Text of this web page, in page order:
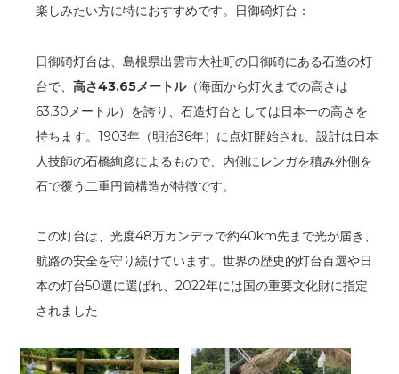
楽しみたい方に特におすすめです。日御碕灯台：
日御碕灯台は、島根県出雲市大社町の日御碕にある石造の灯
台で、高さ43.65メートル（海面から灯火までの高さは
63.30メートル）を誇り、石造灯台としては日本一の高さを
持ちます。1903年（明治36年）に点灯開始され、設計は日本
人技師の石橋絢彦によるもので、内側にレンガを積み外側を
石で覆う二重円筒構造が特徴です。
この灯台は、光度48万カンデラで約40km先まで光が届き、
航路の安全を守り続けています。世界の歴史的灯台百選や日
本の灯台50選に選ばれ、2022年には国の重要文化財に指定
されました